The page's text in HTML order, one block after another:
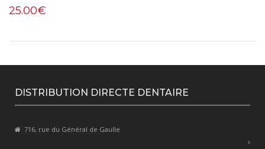
25.00€
DISTRIBUTION DIRECTE DENTAIRE
716, rue du Général de Gaulle